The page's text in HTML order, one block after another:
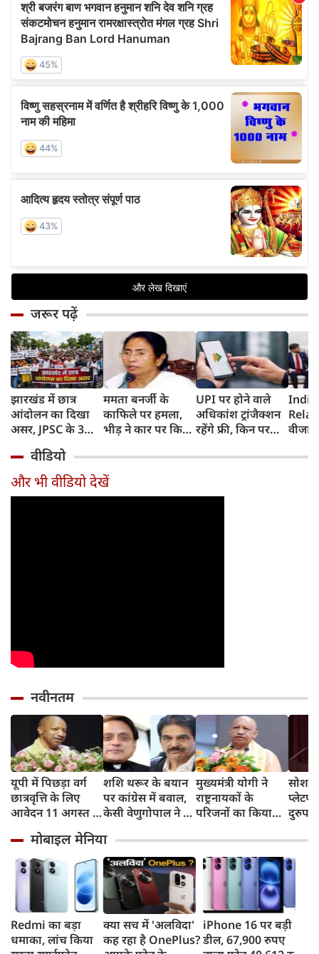
जरूर पढ़ें
झारखंड में छात्र
आंदोलन का दिखा
असर, JPSC के 3
इस्‍तीफा, प्रदर्शन को
लेकर क्या बोले CM
हेमंत सोरेन?
ममता बनर्जी के
काफिले पर हमला,
भीड़ ने कार पर किया
पुलिस पर लगा यह
आरोप
UPI पर होने वाले
अधिकांश ट्रांजैक्शन
रहेंगे फ्री, किन पर
ने दिया बड़ा अपडेट
वीजा
वीडियो
और भी वीडियो देखें
नवीनतम
यूपी में पिछड़ा वर्ग
छात्रवृत्ति के लिए
आवेदन 11 अगस्त से,
तिथि, योगी सरकार में
छात्रों को मिला
मजबूत सहारा
शशि थरूर के बयान
पर कांग्रेस में बवाल,
केसी वेणुगोपाल ने दी
ने कसा यह तंज
मुख्यमंत्री योगी ने
राष्ट्रनायकों के
परिजनों का किया
पुस्तकों का भी हुआ
विमोचन
सोशल
फैला
ताकतें
मोबाइल मेनिया
Redmi का बड़ा
धमाका, लांच किया
क्या सच में 'अलविदा'
कह रहा है OnePlus?
iPhone 16 पर बड़ी
डील, 67,900 रुपए